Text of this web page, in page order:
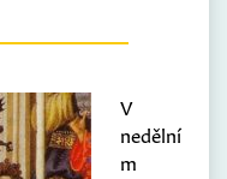
V
nedělní
m